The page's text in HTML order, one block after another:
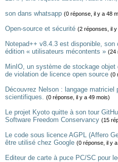
son dans whatsapp (0 réponse, il y a 48
Open-source et sécurité (2 réponses, il y
Notepad++ v8.4.3 est disponible, son
édition « utilisateurs mécontents » (24
MinIO, un système de stockage
de violation de licence open source (0
Découvrez Nelson : langage
scientifiques. (0 réponse, il y a 49 mois)
Le projet Kyoto quitte à son tour
Software Freedom Conservancy (15
Le code sous licence AGPL (Affero
être utilisé chez Google (0 réponse, il y
Editeur de carte à puce PC/SC pour